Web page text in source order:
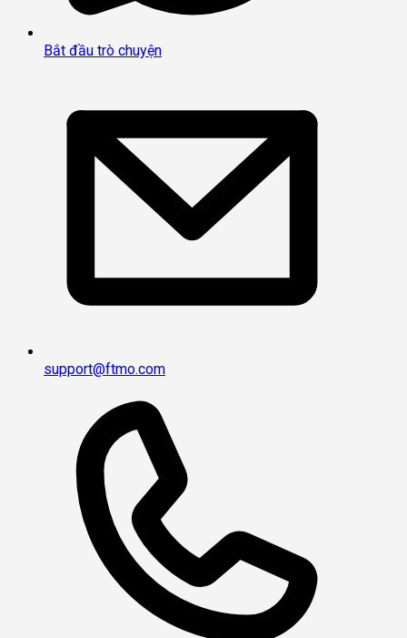
Bắt đầu trò chuyện
support@ftmo.com